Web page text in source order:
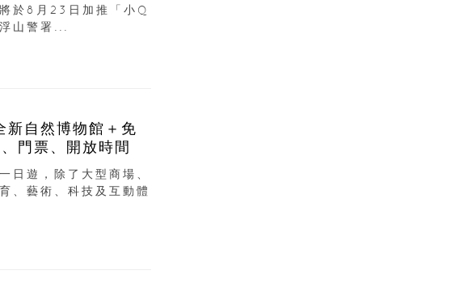
於8月23日加推「小Q
山警署...
自然博物館＋免
門票、開放時間
日遊，除了大型商場、
、藝術、科技及互動體